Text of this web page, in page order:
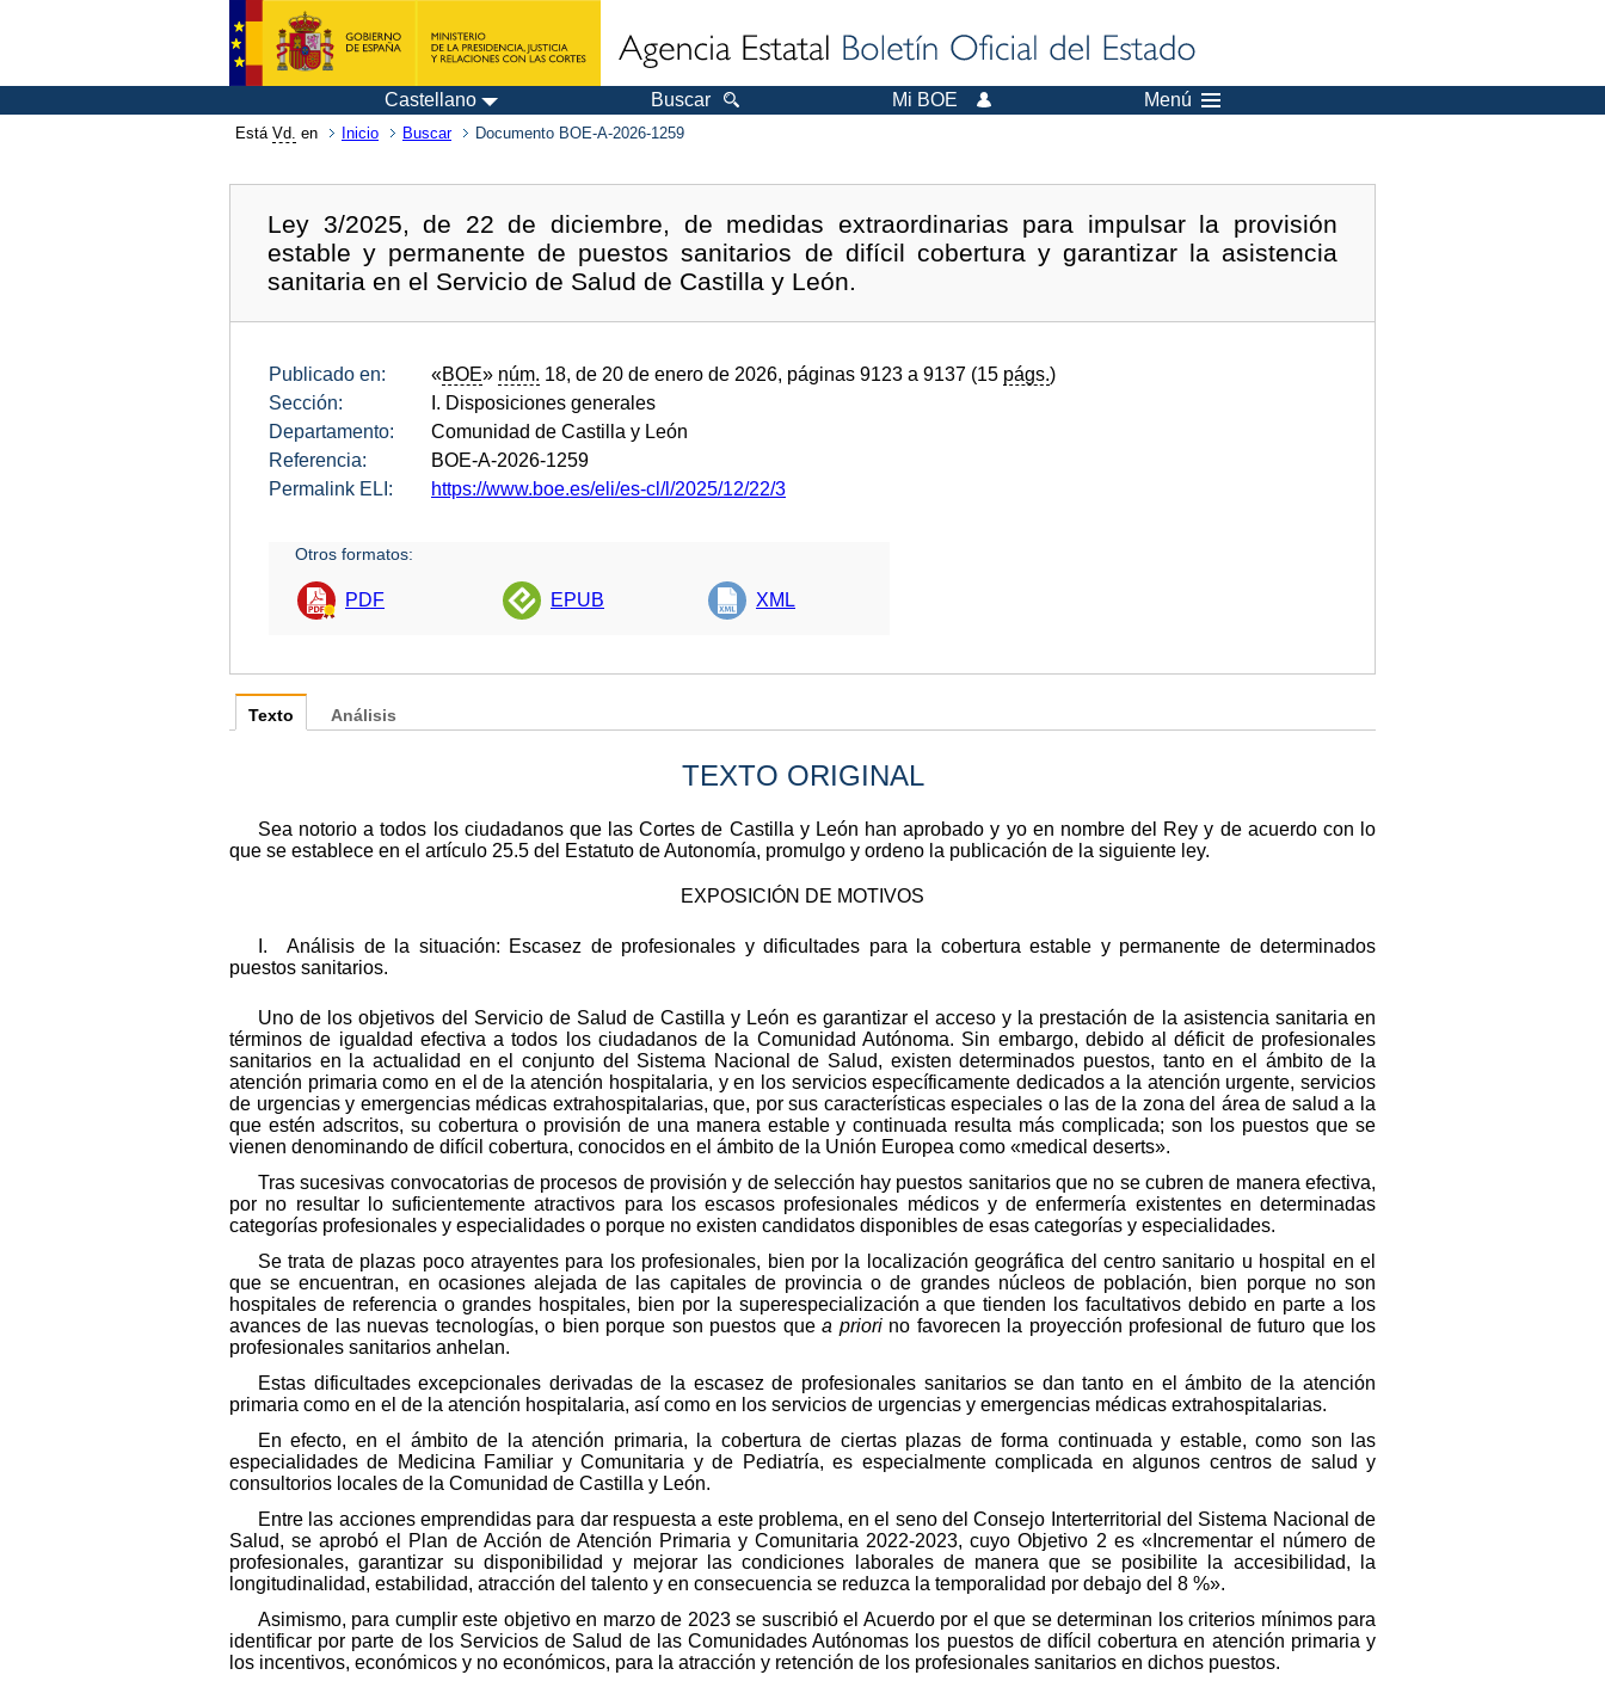
Castellano Buscar Mi BOE Menú
Está Vd. en Inicio Buscar Documento BOE-A-2026-1259
Ley 3/2025, de 22 de diciembre, de medidas extraordinarias para impulsar la provisión
estable y permanente de puestos sanitarios de difícil cobertura y garantizar la asistencia
sanitaria en el Servicio de Salud de Castilla y León.
Publicado en: «BOE» núm. 18, de 20 de enero de 2026, páginas 9123 a 9137 (15 págs.)
Sección:
I. Disposiciones generales
Departamento:
Comunidad de Castilla y León
Referencia:
BOE-A-2026-1259
Permalink ELI:
https://www.boe.es/eli/es-cl/l/2025/12/22/3
Otros formatos:
PDF EPUB XML
Texto
TEXTO ORIGINAL
Sea notorio a todos los ciudadanos que las Cortes de Castilla y León han aprobado y yo en nombre del Rey y de acuerdo con lo
que se establece en el artículo 25.5 del Estatuto de Autonomía, promulgo y ordeno la publicación de la siguiente ley.
EXPOSICIÓN DE MOTIVOS
I. Análisis de la situación: Escasez de profesionales y dificultades para la cobertura estable y permanente de determinados
puestos sanitarios.
Uno de los objetivos del Servicio de Salud de Castilla y León es garantizar el acceso y la prestación de la asistencia sanitaria en
términos de igualdad efectiva a todos los ciudadanos de la Comunidad Autónoma. Sin embargo, debido al déficit de profesionales
sanitarios en la actualidad en el conjunto del Sistema Nacional de Salud, existen determinados puestos, tanto en el ámbito de la
atención primaria como en el de la atención hospitalaria, y en los servicios específicamente dedicados a la atención urgente, servicios
de urgencias y emergencias médicas extrahospitalarias, que, por sus características especiales o las de la zona del área de salud a la
que estén adscritos, su cobertura o provisión de una manera estable y continuada resulta más complicada; son los puestos que se
vienen denominando de difícil cobertura, conocidos en el ámbito de la Unión Europea como «medical deserts».
Tras sucesivas convocatorias de procesos de provisión y de selección hay puestos sanitarios que no se cubren de manera efectiva,
por no resultar lo suficientemente atractivos para los escasos profesionales médicos y de enfermería existentes en determinadas
categorías profesionales y especialidades o porque no existen candidatos disponibles de esas categorías y especialidades.
Se trata de plazas poco atrayentes para los profesionales, bien por la localización geográfica del centro sanitario u hospital en el
que se encuentran, en ocasiones alejada de las capitales de provincia o de grandes núcleos de población, bien porque no son
hospitales de referencia o grandes hospitales, bien por la superespecialización a que tienden los facultativos debido en parte a los
avances de las nuevas tecnologías, o bien porque son puestos quea priorino favorecen la proyección profesional de futuro que los
profesionales sanitarios anhelan.
Estas dificultades excepcionales derivadas de la escasez de profesionales sanitarios se dan tanto en el ámbito de la atención
primaria como en el de la atención hospitalaria, así como en los servicios de urgencias y emergencias médicas extrahospitalarias.
En efecto, en el ámbito de la atención primaria, la cobertura de ciertas plazas de forma continuada y estable, como son las
especialidades de Medicina Familiar y Comunitaria y de Pediatría, es especialmente complicada en algunos centros de salud y
consultorios locales de la Comunidad de Castilla y León.
Entre las acciones emprendidas para dar respuesta a este problema, en el seno del Consejo Interterritorial del Sistema Nacional de
Salud, se aprobó el Plan de Acción de Atención Primaria y Comunitaria 2022-2023, cuyo Objetivo 2 es «Incrementar el número de
profesionales, garantizar su disponibilidad y mejorar las condiciones laborales de manera que se posibilite la accesibilidad, la
longitudinalidad, estabilidad, atracción del talento y en consecuencia se reduzca la temporalidad por debajo del 8 %».
Asimismo, para cumplir este objetivo en marzo de 2023 se suscribió el Acuerdo por el que se determinan los criterios mínimos para
identificar por parte de los Servicios de Salud de las Comunidades Autónomas los puestos de difícil cobertura en atención primaria y
los incentivos, económicos y no económicos, para la atracción y retención de los profesionales sanitarios en dichos puestos.
Análisis